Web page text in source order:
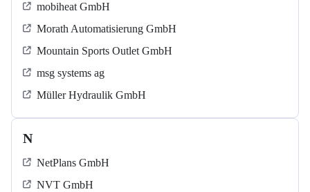
mobiheat GmbH
Morath Automatisierung GmbH
Mountain Sports Outlet GmbH
msg systems ag
Müller Hydraulik GmbH
N
NetPlans GmbH
NVT GmbH